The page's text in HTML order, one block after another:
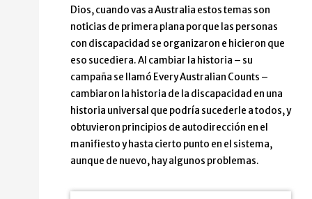
Dios, cuando vas a Australia estos temas son
noticias de primera plana porque las personas
con discapacidad se organizaron e hicieron que
eso sucediera. Al cambiar la historia – su
campaña se llamó Every Australian Counts –
cambiaron la historia de la discapacidad en una
historia universal que podría sucederle a todos, y
obtuvieron principios de autodirección en el
manifiesto y hasta cierto punto en el sistema,
aunque de nuevo, hay algunos problemas.